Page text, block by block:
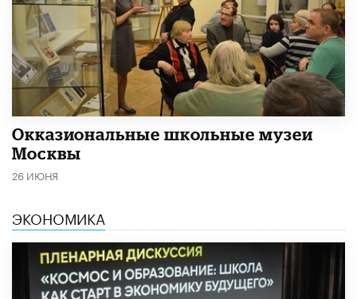
​Окказиональные школьные музеи
Москвы
26 ИЮНЯ
ЭКОНОМИКА